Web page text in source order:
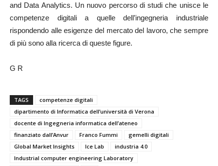
and Data Analytics. Un nuovo percorso di studi che unisce le
competenze digitali a quelle dell’ingegneria industriale
rispondendo alle esigenze del mercato del lavoro, che sempre
di più sono alla ricerca di queste figure.
G R
TAGS
competenze digitali
dipartimento di Informatica dell’università di Verona
docente di Ingegneria informatica dell’ateneo
finanziato dall’Anvur
Franco Fummi
gemelli digitali
Global Market Insights
Ice Lab
industria 4.0
Industrial computer engineering Laboratory